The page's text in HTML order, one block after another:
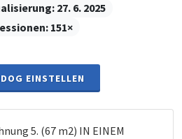
27. 6. 2025
151×
EINSTELLEN
5. (67 m2) IN EINEM